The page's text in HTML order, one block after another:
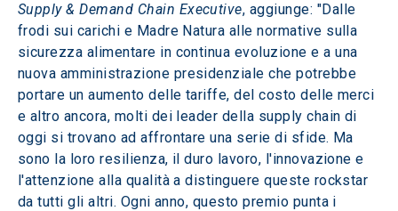
Supply & Demand Chain Executive, aggiunge: "Dalle
frodi sui carichi e Madre Natura alle normative sulla
sicurezza alimentare in continua evoluzione e a una
nuova amministrazione presidenziale che potrebbe
portare un aumento delle tariffe, del costo delle merci
e altro ancora, molti dei leader della supply chain di
oggi si trovano ad affrontare una serie di sfide. Ma
sono la loro resilienza, il duro lavoro, l'innovazione e
l'attenzione alla qualità a distinguere queste rockstar
da tutti gli altri. Ogni anno, questo premio punta i